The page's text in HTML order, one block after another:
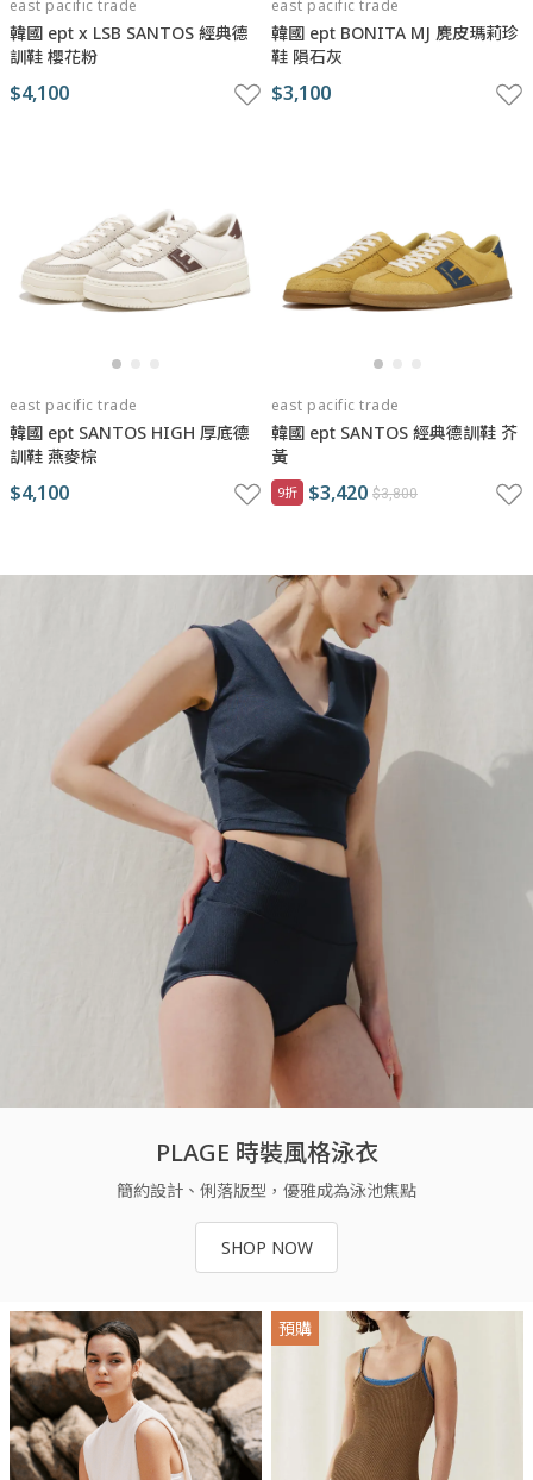
east pacific trade
韓國 ept x LSB SANTOS 經典德
訓鞋 櫻花粉
$4,100
east pacific trade
韓國 ept BONITA MJ 麂皮瑪莉珍
鞋 隕石灰
$3,100
east pacific trade
韓國 ept SANTOS HIGH 厚底德
訓鞋 燕麥棕
$4,100
east pacific trade
韓國 ept SANTOS 經典德訓鞋 芥
黃
9折 $3,420 $3,800
PLAGE 時裝風格泳衣
簡約設計、俐落版型，優雅成為泳池焦點
SHOP NOW
預購